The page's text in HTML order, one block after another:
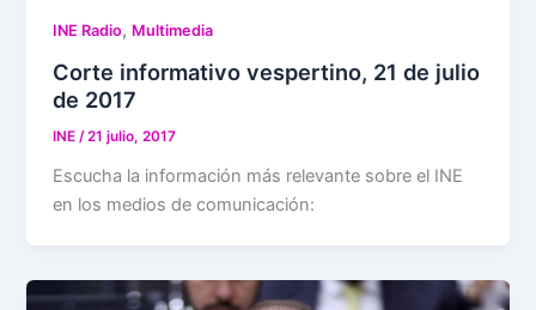
INE Radio, Multimedia
Corte informativo vespertino, 21 de julio
de 2017
INE /21 julio, 2017
Escucha la información más relevante sobre el INE
en los medios de comunicación: